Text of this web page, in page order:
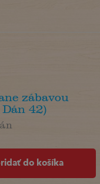
zábavou
42)
do košíka